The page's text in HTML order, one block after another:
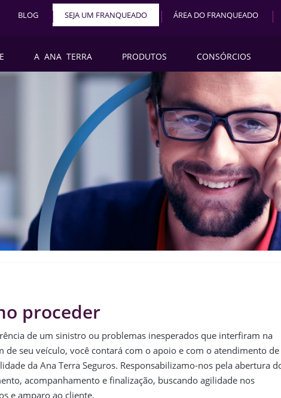
BLOG SEJA UM FRANQUEADO ÁREA DO FRANQUEADO
A ANA TERRA PRODUTOS CONSÓRCIOS
proceder
de um sinistro ou problemas inesperados que interfiram na
de seu veículo, você contará com o apoio e com o atendimento de
da Ana Terra Seguros. Responsabilizamo-nos pela abertura
acompanhamento e finalização, buscando agilidade nos
e amparo ao cliente.